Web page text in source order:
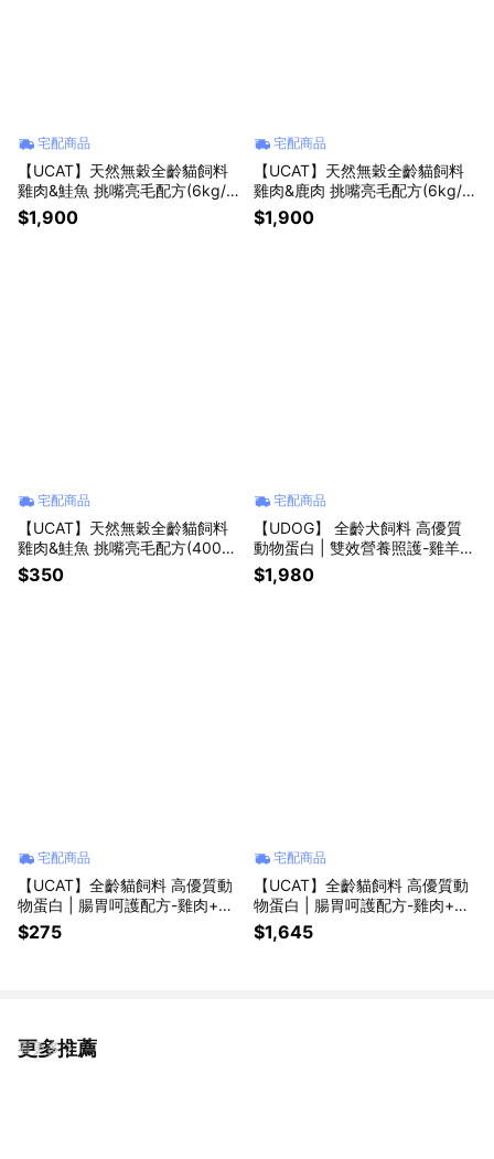
宅配商品
【UCAT】天然無穀全齡貓飼料
雞肉&鮭魚 挑嘴亮毛配方(6kg/
包)
$1,900
宅配商品
【UCAT】天然無穀全齡貓飼料
雞肉&鹿肉 挑嘴亮毛配方(6kg/
包)
$1,900
宅配商品
【UCAT】天然無穀全齡貓飼料
雞肉&鮭魚 挑嘴亮毛配方(400g/
包)
$350
宅配商品
【UDOG】 全齡犬飼料 高優質
動物蛋白 | 雙效營養照護-雞羊雙
拼 / 元氣美膚照護-牛羊雙拼 ( 1
3.6kg/包)
$1,980
宅配商品
【UCAT】全齡貓飼料 高優質動
物蛋白 | 腸胃呵護配方-雞肉+糙
米/ 泌尿化毛呵護配方-雞肉+蔓
越莓( 400g/包)
$275
宅配商品
【UCAT】全齡貓飼料 高優質動
物蛋白 | 腸胃呵護配方-雞肉+糙
米/ 泌尿化毛呵護配方-雞肉+蔓
越莓( 7kg/包)
$1,645
更多推薦
看更多